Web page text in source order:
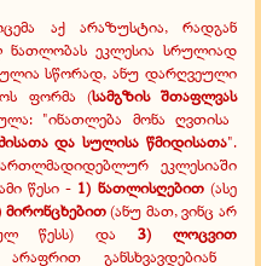
აქ არაზუსტია, რადგან
ეკლესია სრულიად
სწორად, ანუ დარღვეული
ფორმა (სამგზის შთაფლვას
"ინათლება მონა ღვთისა
და სულისა წმიდისათა".
ეკლესიაში
წესი - 1) ნათლისღებით (ასე
მირონცხებით(ანუ მათ, ვინც არ
წესს) და 3) ლოცვით
განსხვავდებიან